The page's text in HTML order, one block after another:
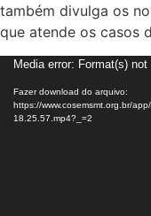
também divulga os
que atende os casos
Tocador
de
vídeo
Media error: Format(s)
Fazer download do arquivo:
https://www.cosemsmt.org.br/
18.25.57.mp4?_=2